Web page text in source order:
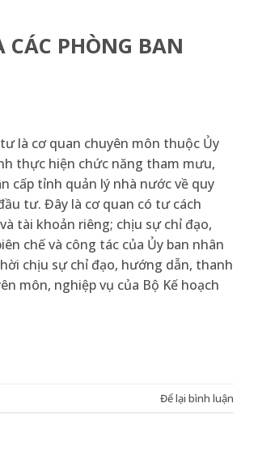
PHÒNG BAN
là cơ quan chuyên môn thuộc Ủy
thực hiện chức năng tham mưu,
cấp tỉnh quản lý nhà nước về quy
tư. Đây là cơ quan có tư cách
tài khoản riêng; chịu sự chỉ đạo,
chế và công tác của Ủy ban nhân
chịu sự chỉ đạo, hướng dẫn, thanh
môn, nghiệp vụ của Bộ Kế hoạch
Để lại bình luận